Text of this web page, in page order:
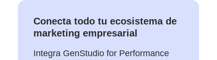
Conecta todo tu ecosistema de
marketing empresarial
Integra GenStudio for Performance